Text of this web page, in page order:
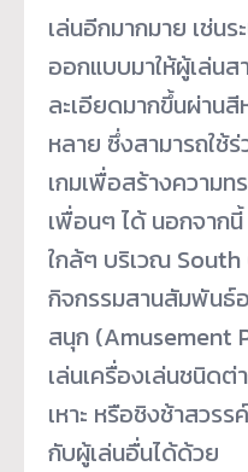
เล่นอีกมากมาย เช่น
ออกแบบมาให้ผู้เล่น
ละเอียดมากขึ้นผ่าน
หลาย ซึ่งสามารถใช้
เกมเพื่อสร้างความ
เพื่อนๆ ได้ นอกจาก
ใกล้ๆ บริเวณ
กิจกรรมสานสัมพันธ์
สนุก (Amusement
เล่นเครื่องเล่นชนิด
เหาะ หรือชิงช้าสวร
กับผู้เล่นอื่นได้ด้วย